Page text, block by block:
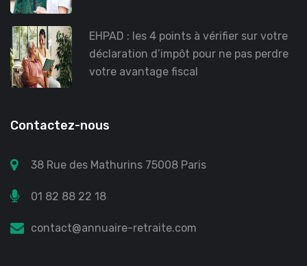
EHPAD : les 4 points à vérifier sur votre
déclaration d’impôt pour ne pas perdre
votre avantage fiscal
Contactez-nous
38 Rue des Mathurins 75008 Paris
01 82 88 22 18
contact@annuaire-retraite.com